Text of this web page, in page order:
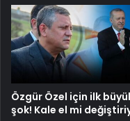
Özgür Özel için ilk
şok! Kale el mi